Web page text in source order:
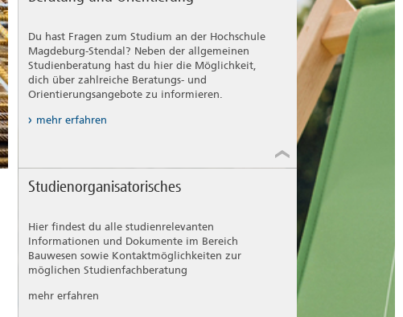
Du hast Fragen zum Studium an der Hochschule
Magdeburg-Stendal? Neben der allgemeinen
Studienberatung hast du hier die Möglichkeit,
dich über zahlreiche Beratungs- und
Orientierungsangebote zu informieren.
mehr erfahren
Studienorganisatorisches
Hier findest du alle studienrelevanten
Informationen und Dokumente im Bereich
Bauwesen sowie Kontaktmöglichkeiten zur
möglichen Studienfachberatung
mehr erfahren